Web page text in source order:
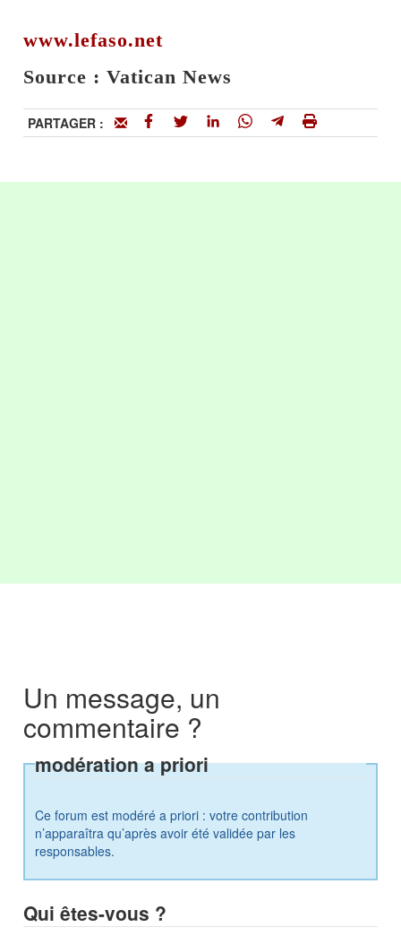
www.lefaso.net
Source : Vatican News
PARTAGER :
Un message, un
commentaire ?
modération a priori
Ce forum est modéré a priori : votre contribution
n’apparaîtra qu’après avoir été validée par les
responsables.
Qui êtes-vous ?